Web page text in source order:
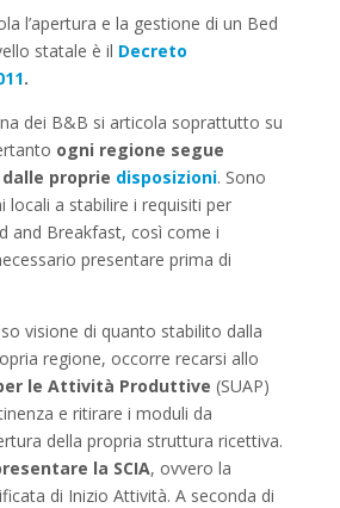
l’apertura e la gestione di un Bed
statale è il Decreto
.
dei B&B si articola soprattutto su
ogni regione segue
proprie disposizioni. Sono
locali a stabilire i requisiti per
and Breakfast, così come i
presentare prima di
visione di quanto stabilito dalla
regione, occorre recarsi allo
le Attività Produttive (SUAP)
e ritirare i moduli da
della propria struttura ricettiva.
la SCIA, ovvero la
di Inizio Attività. A seconda di